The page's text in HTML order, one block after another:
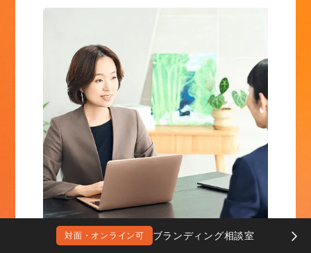
対面・オンライン可 ブランディング相談室